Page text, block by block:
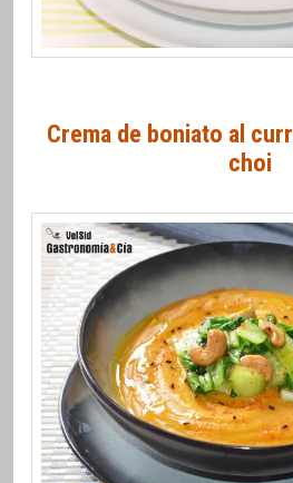
Crema de boniato al
choi